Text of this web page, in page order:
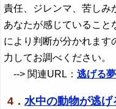
責任、ジレンマ、苦しみ
あなたが感じていること
により判断が分かれます
力してお調べください。
--> 関連URL：逃げる
4． 水中の動物が逃げ